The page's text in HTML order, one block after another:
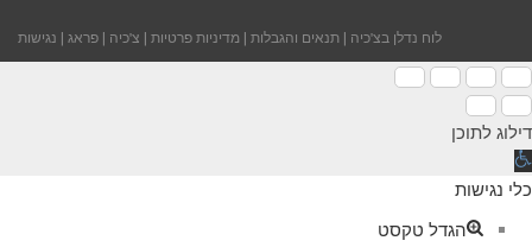
לוח נדלן בצ'כיה | תנאים והגבלות | מדיניות פרטיות | צ'כיה | פראג | נגישות
דילוג לתוכן
פתח
סרגל
כלי נגישות
הגדל טקסט